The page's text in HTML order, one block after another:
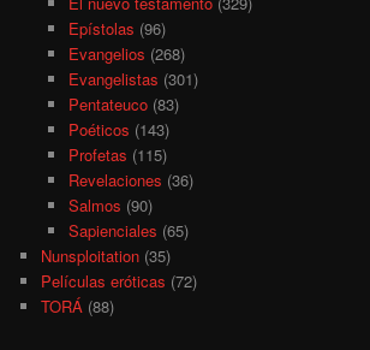
Epístolas (96)
Evangelios (268)
Evangelistas (301)
Pentateuco(83)
Poéticos (143)
Profetas (115)
Revelaciones (36)
Salmos (90)
Sapienciales (65)
Nunsploitation (35)
Películas eróticas (72)
TORÁ (88)